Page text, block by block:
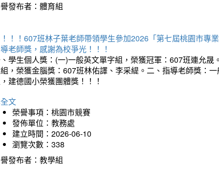
發布者：體育組
！！607班林子葉老師帶領學生參加2026「第七屆桃園市專
老師獎，感謝為校爭光！！！
學生個人獎：(一)一般英文單字組，榮獲冠軍：607班連允
，榮獲金腦獎：607班林佑譯、李采緹。二、指導老師獎：
建德國小榮獲團體獎！！！
文
榮譽事項：桃園市競賽
發佈單位：教務處
建立時間：2026-06-10
瀏覽次數：338
發布者：教學組